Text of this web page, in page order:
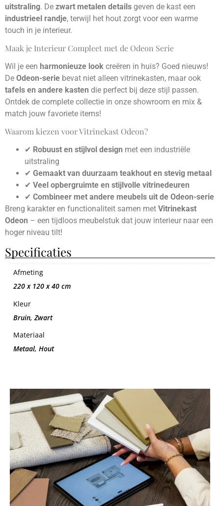
uitstraling. De zwart metalen details geven de kast een
industrieel randje, terwijl het hout zorgt voor een warme
touch in je interieur.
Maak je Interieur Compleet met de Odeon Serie
Wil je een harmonieuze look creëren in huis? Goed nieuws!
De Odeon-serie bevat niet alleen vitrinekasten, maar ook
tafels en andere kasten die perfect bij deze stijl passen.
Ontdek de complete collectie in onze showroom en mix &
match jouw favoriete items!
Waarom kiezen voor Vitrinekast Odeon?
✔ Robuust en stijlvol design met een industriële
uitstraling
✔ Gemaakt van duurzaam teakhout en stevig metaal
✔ Veel opbergruimte en stijlvolle vitrinedeuren
✔ Combineer met andere meubels uit de Odeon-serie
Breng karakter en functionaliteit samen met Vitrinekast
Odeon – een tijdloos meubelstuk dat jouw interieur naar een
hoger niveau tilt!
Specificaties
Afmeting
220 x 120 x 40 cm
Kleur
Bruin, Zwart
Materiaal
Metaal, Hout